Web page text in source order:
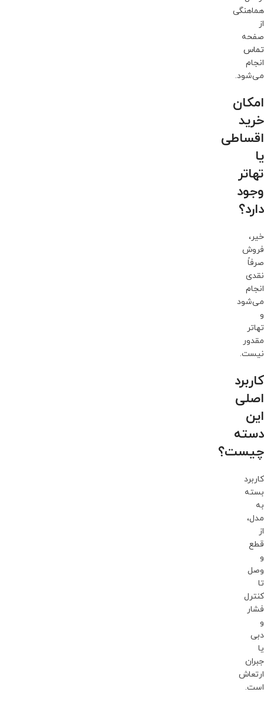
هماهنگی
از
صفحه
تماس
انجام
می‌شود.
امکان
خرید
اقساطی
یا
تهاتر
وجود
دارد؟
خیر،
فروش
صرفاً
نقدی
انجام
می‌شود
و
تهاتر
مقدور
نیست.
کاربرد
اصلی
این
دسته
چیست؟
کاربرد
بسته
به
مدل،
از
قطع
و
وصل
تا
کنترل
فشار
و
دبی
یا
جبران
ارتعاش
است.